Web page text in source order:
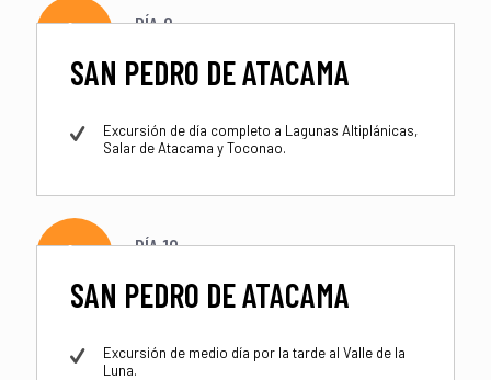
DÍA 9
SAN PEDRO DE ATACAMA
Excursión de día completo a Lagunas Altiplánicas,
Salar de Atacama y Toconao.
DÍA 10
SAN PEDRO DE ATACAMA
Excursión de medio día por la tarde al Valle de la
Luna.